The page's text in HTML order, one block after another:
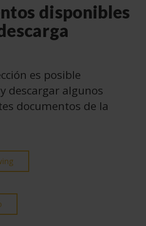
disponibles
es posible
descargar algunos
documentos de la